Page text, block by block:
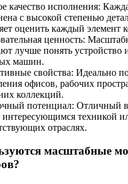
качество исполнения:
с высокой степенью
оценить каждый элемент
ценность:
лучше понять
машин.
свойства: Идеально
офисов, рабочих
коллекций.
потенциал: Отличный
техникой
отраслях.
масштабные